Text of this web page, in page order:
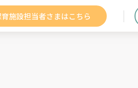
施設担当者さまはこちら